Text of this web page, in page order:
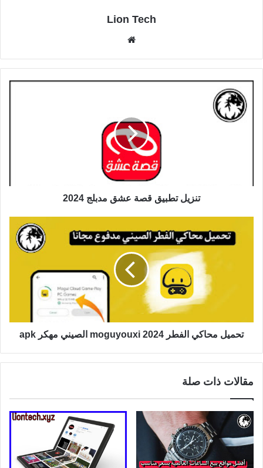
Lion Tech
تنزيل تطبيق قصة عشق مدبلج 2024
تحميل محاكي الفطر moguyouxi 2024 الصيني مهكر apk
مقالات ذات صلة